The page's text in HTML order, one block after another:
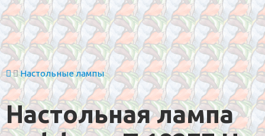
Настольные лампы
Настольная лампа